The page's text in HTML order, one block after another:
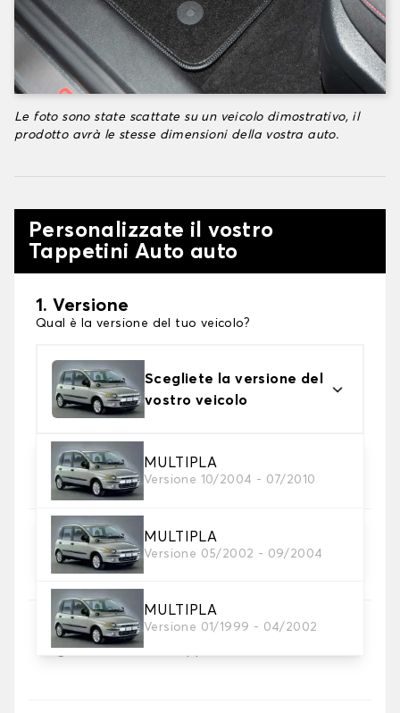
Le foto sono state scattate su un veicolo dimostrativo, il
prodotto avrà le stesse dimensioni della vostra auto.
Personalizzate il vostro
Tappetini Auto auto
1. Versione
Qual è la versione del tuo veicolo?
Scegliete la versione del
vostro veicolo
MULTIPLA
Versione 10/2004 - 07/2010
MULTIPLA
Versione 05/2002 - 09/2004
MULTIPLA
Versione 01/1999 - 04/2002
2. Materiale
Scegli il materiale del tappetini auto
3. Set di tappetini
Selezionare il numero di tappetini per auto
necessari.
4. Colori dei tappetini
Scegli il materiale del tappetino auto.